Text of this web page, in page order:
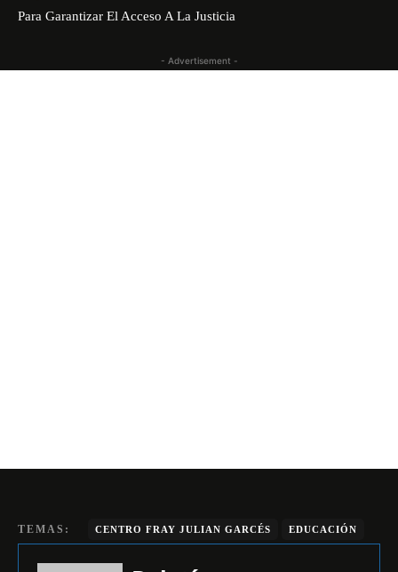
Para Garantizar El Acceso A La Justicia
- Advertisement -
TEMAS: CENTRO FRAY JULIAN GARCÉS EDUCACIÓN